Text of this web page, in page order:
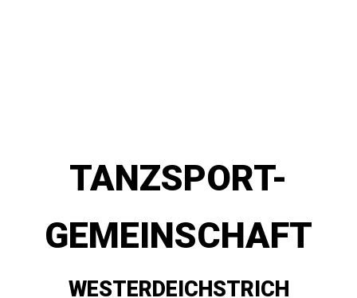
TANZSPORT-
GEMEINSCHAFT
WESTERDEICHSTRICH